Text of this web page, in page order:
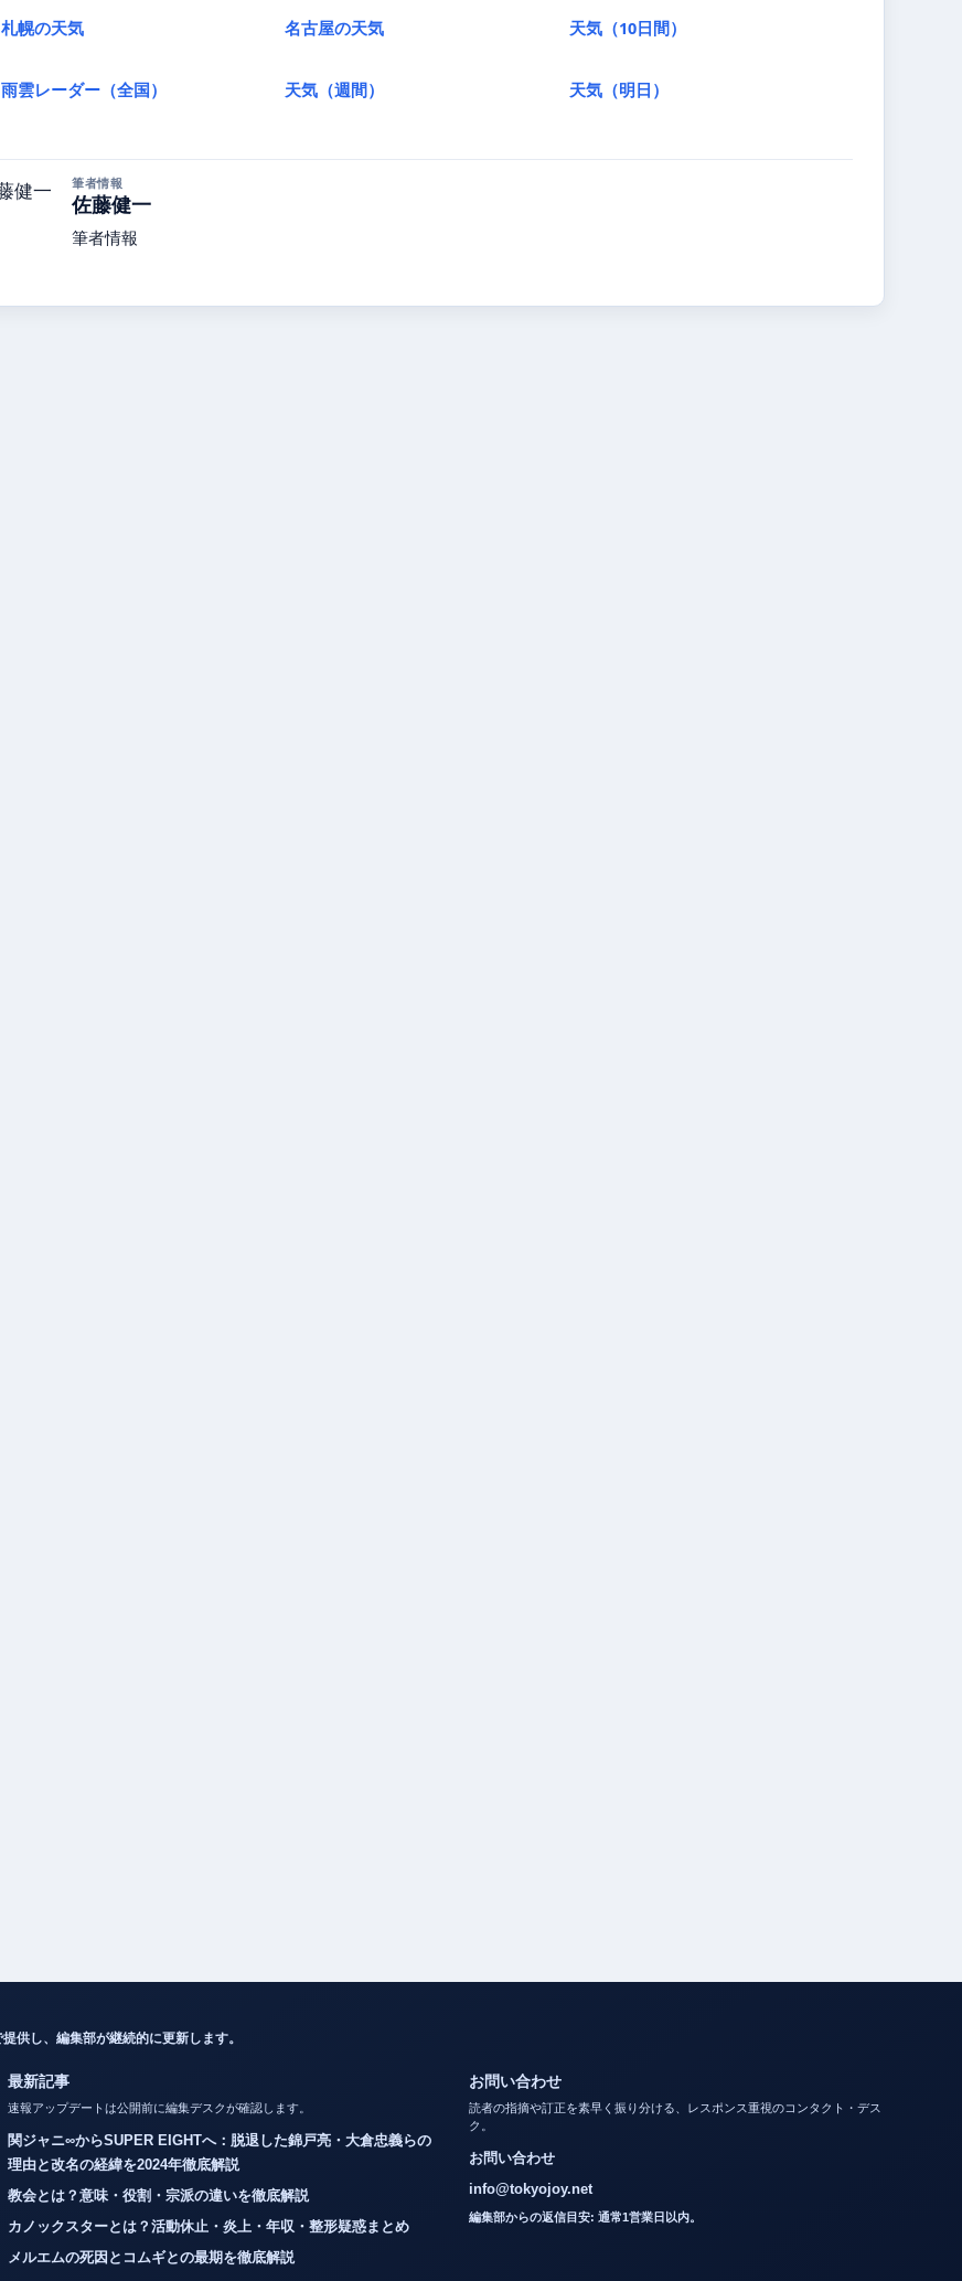
札幌の天気 名古屋の天気 天気（10日間）
雨雲レーダー（全国） 天気（週間） 天気（明日）
筆者情報
佐藤健一
筆者情報
関ジャニ∞からSUPER EIGHTへ：脱退した錦戸亮・大倉忠義らの
読者の指摘や訂正を素早く振り分ける、レスポンス重視のコンタクト・デス